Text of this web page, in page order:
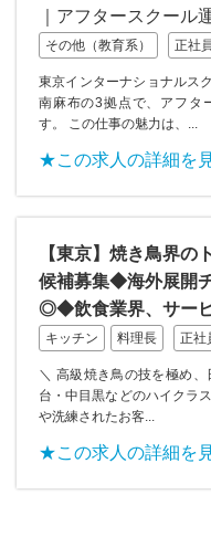
｜アフタースクール
その他（教育系） 正社
東京インターナショナルス
南麻布の3拠点で、アフタ
す。 この仕事の魅力は、...
★この求人の詳細を
【東京】焼き鳥界の
候補募集◆海外展開
◎◆飲食業界、サービ
キッチン 料理長 正社
＼ 高級焼き鳥の技を極め
台・中目黒などのハイクラ
や洗練されたお客...
★この求人の詳細を